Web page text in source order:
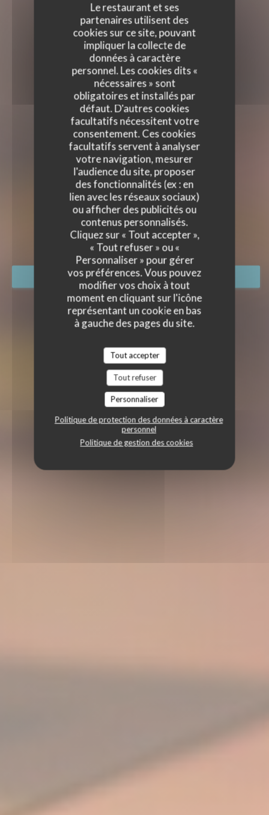
Le restaurant et ses
partenaires utilisent des
cookies sur ce site, pouvant
impliquer la collecte de
données à caractère
personnel. Les cookies dits «
nécessaires » sont
obligatoires et installés par
défaut. D'autres cookies
facultatifs nécessitent votre
consentement. Ces cookies
facultatifs servent à analyser
votre navigation, mesurer
l'audience du site, proposer
des fonctionnalités (ex : en
lien avec les réseaux sociaux)
ou afficher des publicités ou
contenus personnalisés.
Cliquez sur « Tout accepter »,
« Tout refuser » ou «
Personnaliser » pour gérer
vos préférences. Vous pouvez
modifier vos choix à tout
moment en cliquant sur l'icône
représentant un cookie en bas
à gauche des pages du site.
Tout accepter
Tout refuser
Personnaliser
Politique de protection des données à caractère
personnel
Politique de gestion des cookies
IRISH PUB NATION
IRISH PUB NATION
BAR À TAPAS|PARIS
RÉSERVER